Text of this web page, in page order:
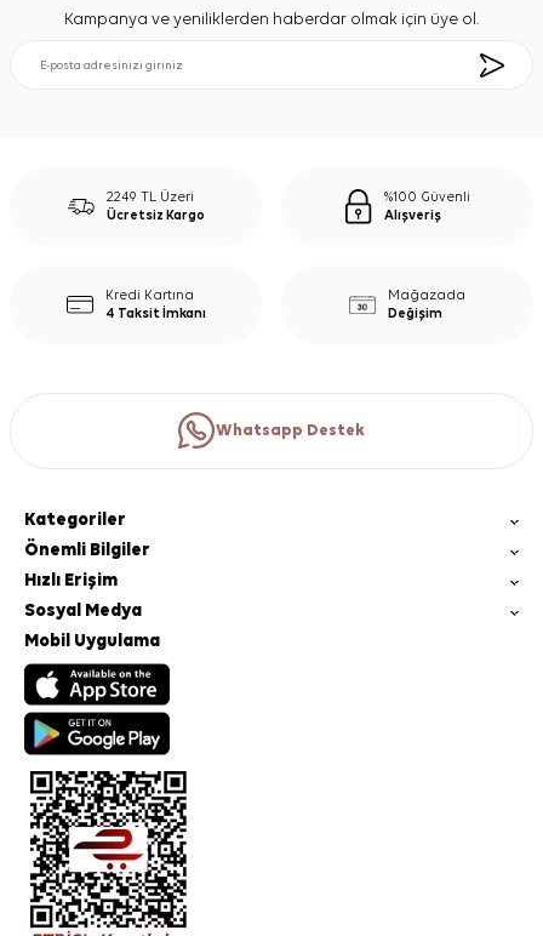
Kampanya ve yeniliklerden haberdar olmak için üye ol.
2249 TL Üzeri
Ücretsiz Kargo
%100 Güvenli
Alışveriş
Kredi Kartına
4 Taksit İmkanı
Mağazada
Değişim
Whatsapp Destek
Kategoriler
Önemli Bilgiler
Hızlı Erişim
Sosyal Medya
Mobil Uygulama